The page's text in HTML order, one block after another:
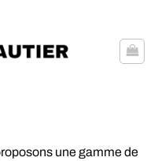
une gamme de